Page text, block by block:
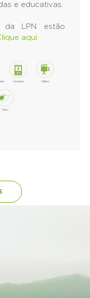
e educativas.
da LPN estão
aqui.